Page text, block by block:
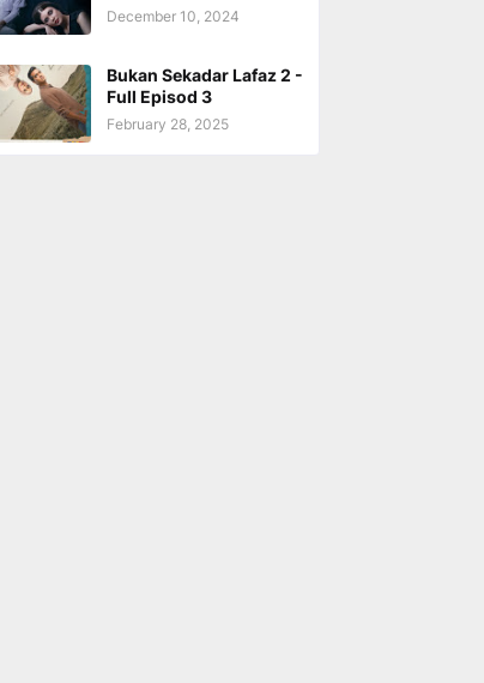
December 10, 2024
Bukan Sekadar Lafaz 2 -
Full Episod 3
February 28, 2025